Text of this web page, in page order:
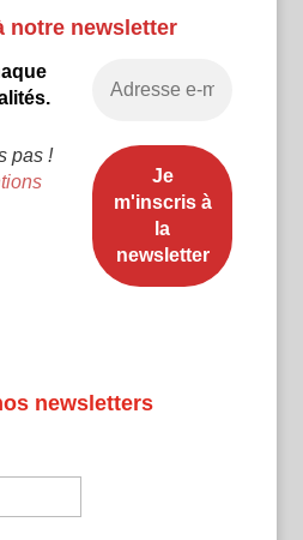
notre newsletter
pas !
newsletters